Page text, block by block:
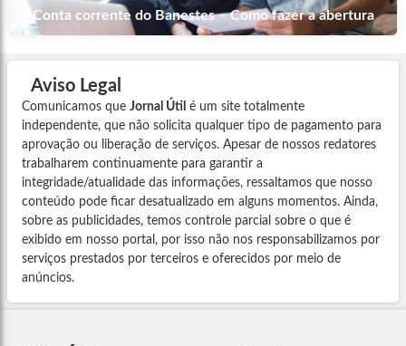
Conta corrente do Banestes – Como fazer a abertura
Aviso Legal
Comunicamos que Jornal Útil é um site totalmente
independente, que não solicita qualquer tipo de pagamento para
aprovação ou liberação de serviços. Apesar de nossos redatores
trabalharem continuamente para garantir a
integridade/atualidade das informações, ressaltamos que nosso
conteúdo pode ficar desatualizado em alguns momentos. Ainda,
sobre as publicidades, temos controle parcial sobre o que é
exibido em nosso portal, por isso não nos responsabilizamos por
serviços prestados por terceiros e oferecidos por meio de
anúncios.